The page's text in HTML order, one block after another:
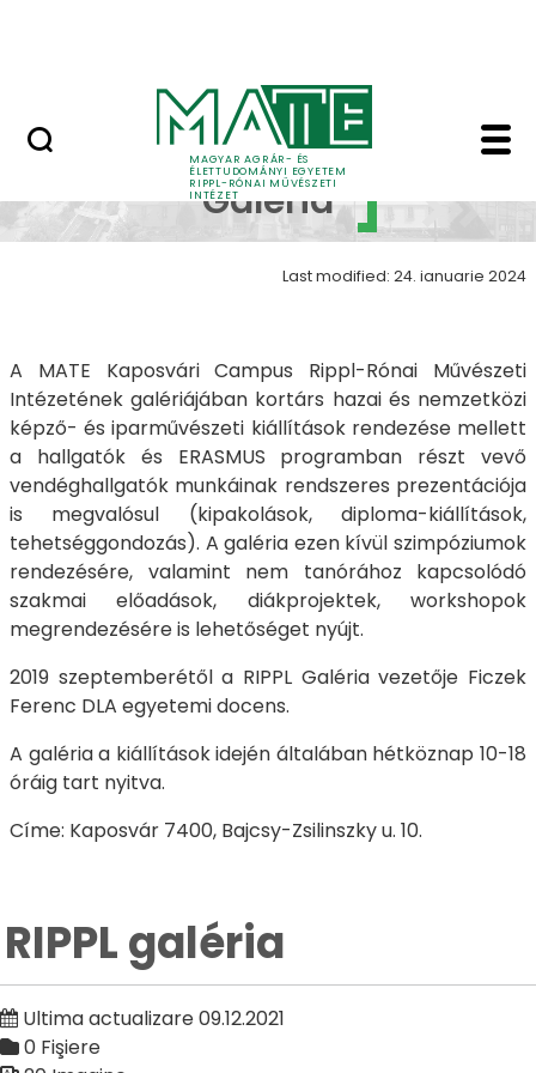
MAGYAR AGRÁR- ÉS
ÉLETTUDOMÁNYI EGYETEM
RIPPL-RÓNAI MŰVÉSZETI
INTÉZET
RIPPL galéria -
RIPPL
Galéria
Last modified: 24. ianuarie 2024
A MATE Kaposvári Campus Rippl-Rónai Művészeti
Intézetének galériájában kortárs hazai és nemzetközi
képző- és iparművészeti kiállítások rendezése mellett
a hallgatók és ERASMUS programban részt vevő
vendéghallgatók munkáinak rendszeres prezentációja
is megvalósul (kipakolások, diploma-kiállítások,
tehetséggondozás). A galéria ezen kívül szimpóziumok
rendezésére, valamint nem tanórához kapcsolódó
szakmai előadások, diákprojektek, workshopok
megrendezésére is lehetőséget nyújt.
2019 szeptemberétől a RIPPL Galéria vezetője Ficzek
Ferenc DLA egyetemi docens.
A galéria a kiállítások idején általában hétköznap 10-18
óráig tart nyitva.
Címe: Kaposvár 7400, Bajcsy-Zsilinszky u. 10.
RIPPL galéria
Ultima actualizare 09.12.2021
0 Fişiere